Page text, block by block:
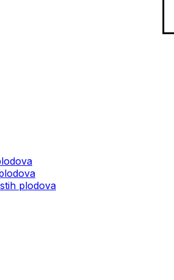
plodova